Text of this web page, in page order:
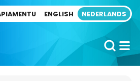
ENGLISH NEDERLANDS